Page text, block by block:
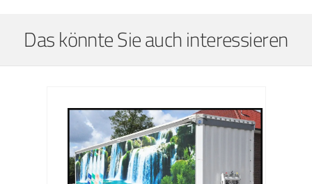
Das könnte Sie auch interessieren